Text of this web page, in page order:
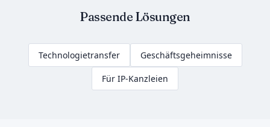
Passende Lösungen
Technologietransfer Geschäftsgeheimnisse
Für IP-Kanzleien